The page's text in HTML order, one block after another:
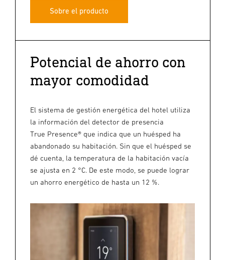
Sobre el producto
Potencial de ahorro con
mayor comodidad
El sistema de gestión energética del hotel utiliza
la información del detector de presencia
True Presence® que indica que un huésped ha
abandonado su habitación. Sin que el huésped se
dé cuenta, la temperatura de la habitación vacía
se ajusta en 2 °C. De este modo, se puede lograr
un ahorro energético de hasta un 12 %.